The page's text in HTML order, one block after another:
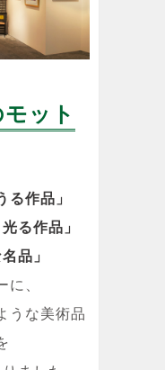
ット
る作品」
る作品」
品」
に、
うな美術品